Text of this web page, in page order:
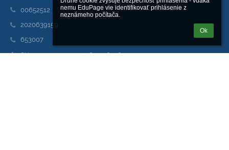
nemu EduPage vie identifikovať prihlásenie z
neznámeho počítača.
Ok
00652512
2020639159
653007
SK30 3100 0000 0042 6002 6918